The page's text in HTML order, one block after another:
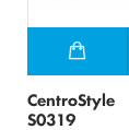
CentroStyle
S0319